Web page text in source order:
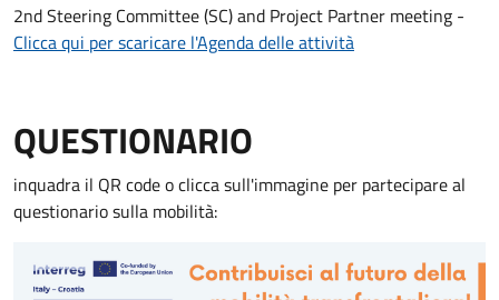
2nd Steering Committee (SC) and Project Partner meeting -
Clicca qui per scaricare l'Agenda delle attività
QUESTIONARIO
inquadra il QR code o clicca sull'immagine per partecipare al
questionario sulla mobilità: